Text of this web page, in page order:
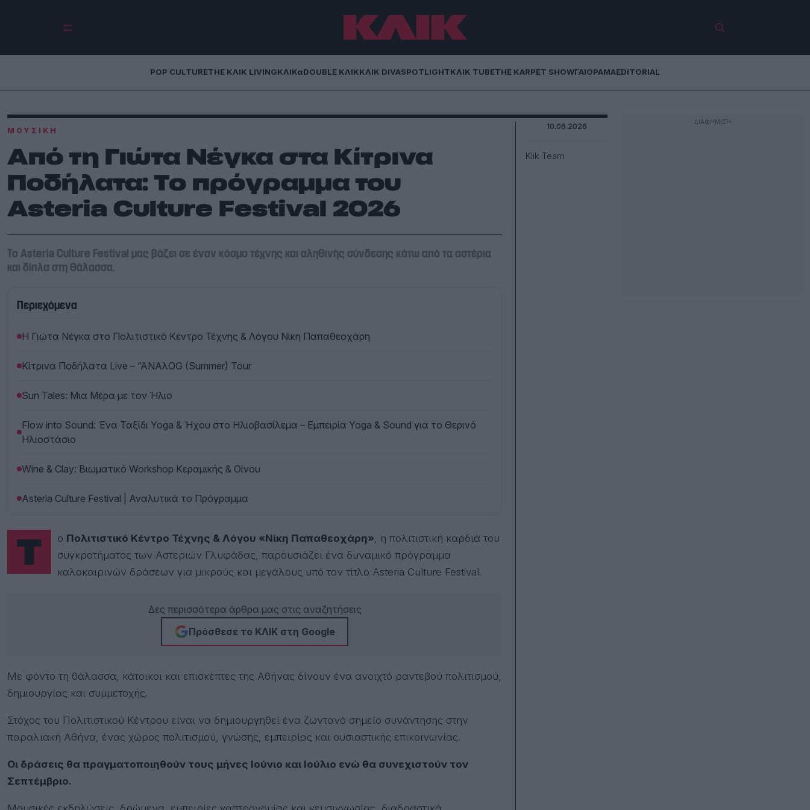
POP CULTURETHE ΚΛΙΚ LIVINGΚΛΙΚαDOUBLE ΚΛΙΚΚΛΙΚ DIVASPOTLIGHTΚΛΙΚ TUBETHE KARPET SHOWΓΑΙΟΡΑΜΑEDITORIAL
ΜΟΥΣΙΚΉ
Από τη Γιώτα Νέγκα στα Κίτρινα
Ποδήλατα: Το πρόγραμμα του
Asteria Culture Festival 2026
Το Asteria Culture Festival μας βάζει σε έναν κόσμο τέχνης και αληθινής σύνδεσης κάτω από τα αστέρια
και δίπλα στη θάλασσα.
Περιεχόμενα
Η Γιώτα Νέγκα στο Πολιτιστικό Κέντρο Τέχνης & Λόγου Νίκη Παπαθεοχάρη
Κίτρινα Ποδήλατα Live – “ANAλOG (Summer) Tour
Sun Tales: Μια Μέρα με τον Ήλιο
Flow into Sound: Ένα Ταξίδι Yoga & Ήχου στο Ηλιοβασίλεμα – Εμπειρία Yoga & Sound για το Θερινό
Ηλιοστάσιο
Wine & Clay: Βιωματικό Workshop Κεραμικής & Οίνου
Asteria Culture Festival | Αναλυτικά το Πρόγραμμα
Το Πολιτιστικό Κέντρο Τέχνης & Λόγου «Νίκη Παπαθεοχάρη», η πολιτιστική καρδιά του
συγκροτήματος των Αστεριών Γλυφάδας, παρουσιάζει ένα δυναμικό πρόγραμμα
καλοκαιρινών δράσεων για μικρούς και μεγάλους υπό τον τίτλο Asteria Culture Festival.
Δες περισσότερα άρθρα μας στις αναζητήσεις
Πρόσθεσε το ΚΛΙΚ στη Google
Με φόντο τη θάλασσα, κάτοικοι και επισκέπτες της Αθήνας δίνουν ένα ανοιχτό ραντεβού πολιτισμού,
δημιουργίας και συμμετοχής.
Στόχος του Πολιτιστικού Κέντρου είναι να δημιουργηθεί ένα ζωντανό σημείο συνάντησης στην
παραλιακή Αθήνα, ένας χώρος πολιτισμού, γνώσης, εμπειρίας και ουσιαστικής επικοινωνίας.
Οι δράσεις θα πραγματοποιηθούν τους μήνες Ιούνιο και Ιούλιο ενώ θα συνεχιστούν τον
Σεπτέμβριο.
10.06.2026
Klik Team